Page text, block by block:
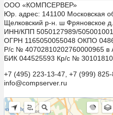
ООО «КОМПСЕРВЕР»
Юр. адрес: 141100 Московская
Щелковский р-н. ш Фряновское
ИНН/КПП 5050127989/505001001
ОГРН 1165050055048 ОКПО
Р/с № 40702810202760000965
БИК 044525593 Кр/с №
+7 (495) 223-13-47, +7 (999)
info@compserver.ru